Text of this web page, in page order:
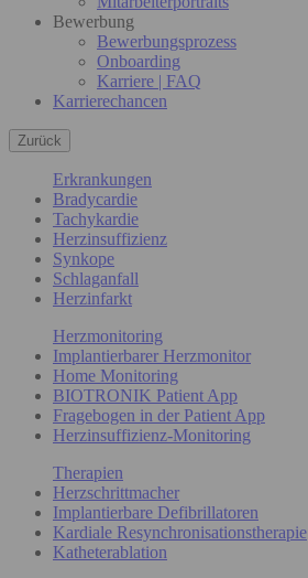
Bewerbung
Bewerbungsprozess
Onboarding
Karriere | FAQ
Karrierechancen
Zurück
Erkrankungen
Bradycardie
Tachykardie
Herzinsuffizienz
Synkope
Schlaganfall
Herzinfarkt
Herzmonitoring
Implantierbarer Herzmonitor
Home Monitoring
BIOTRONIK Patient App
Fragebogen in der Patient App
Herzinsuffizienz-Monitoring
Therapien
Herzschrittmacher
Implantierbare Defibrillatoren
Kardiale Resynchronisationstherapie
Katheterablation